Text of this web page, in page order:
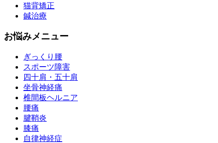
猫背矯正
鍼治療
お悩みメニュー
ぎっくり腰
スポーツ障害
四十肩・五十肩
坐骨神経痛
椎間板ヘルニア
腰痛
腱鞘炎
膝痛
自律神経症